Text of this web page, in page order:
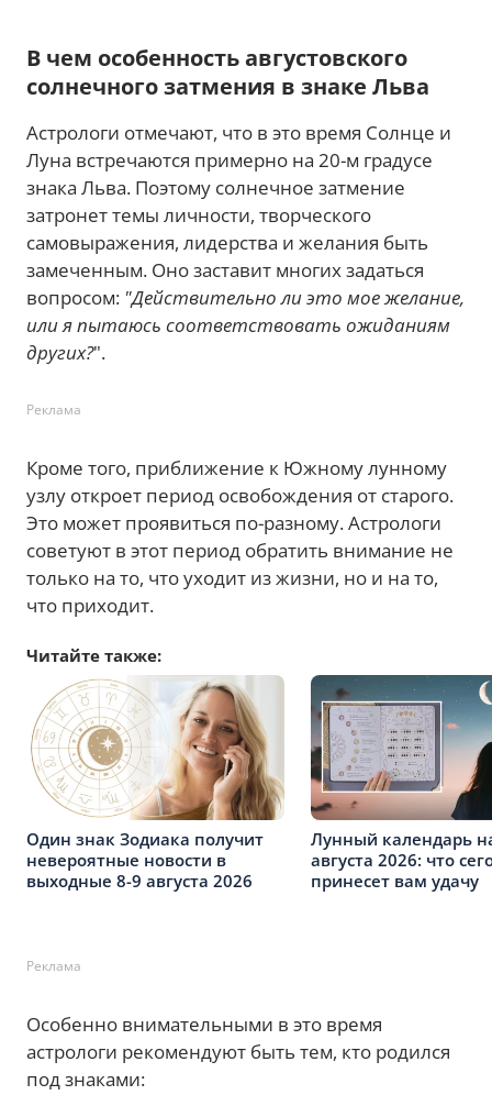
В чем особенность августовского
солнечного затмения в знаке Льва
Астрологи отмечают, что в это время Солнце и
Луна встречаются примерно на 20-м градусе
знака Льва. Поэтому солнечное затмение
затронет темы личности, творческого
самовыражения, лидерства и желания быть
замеченным. Оно заставит многих задаться
вопросом: "Действительно ли это мое желание,
или я пытаюсь соответствовать ожиданиям
других?".
Реклама
Кроме того, приближение к Южному лунному
узлу откроет период освобождения от старого.
Это может проявиться по-разному. Астрологи
советуют в этот период обратить внимание не
только на то, что уходит из жизни, но и на то,
что приходит.
Читайте также:
Один знак Зодиака получит
невероятные новости в
выходные 8-9 августа 2026
Лунный календарь
августа 2026: что
принесет вам удачу
Реклама
Особенно внимательными в это время
астрологи рекомендуют быть тем, кто родился
под знаками: